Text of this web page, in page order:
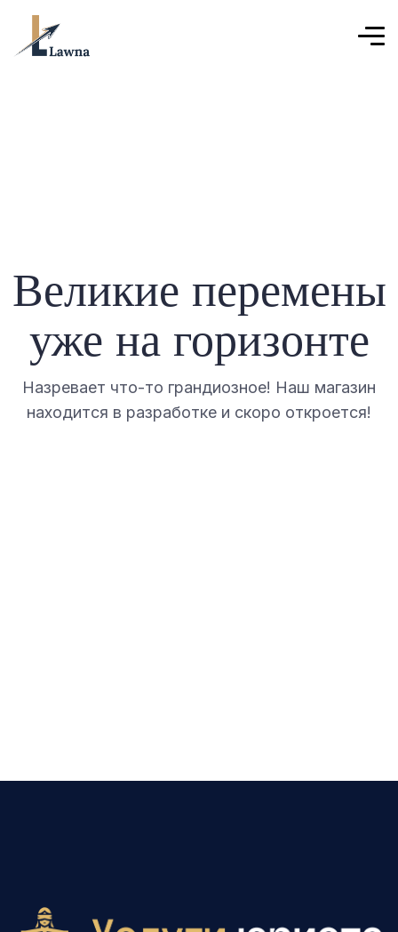
Великие перемены
уже на горизонте
Назревает что-то грандиозное! Наш магазин
находится в разработке и скоро откроется!